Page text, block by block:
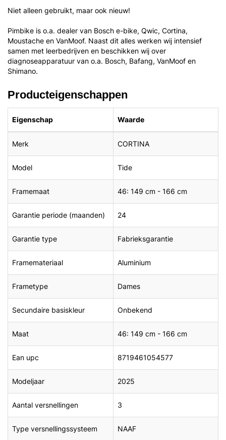
Niet alleen gebruikt, maar ook nieuw!
Pimbike is o.a. dealer van Bosch e-bike, Qwic, Cortina,
Moustache en VanMoof. Naast dit alles werken wij intensief
samen met leerbedrijven en beschikken wij over
diagnoseapparatuur van o.a. Bosch, Bafang, VanMoof en
Shimano.
Producteigenschappen
Eigenschap Waarde
Merk CORTINA
Model Tide
Framemaat 46: 149 cm - 166 cm
Garantie periode (maanden) 24
Garantie type Fabrieksgarantie
Framemateriaal Aluminium
Frametype Dames
Secundaire basiskleur Onbekend
Maat 46: 149 cm - 166 cm
Ean upc 8719461054577
Modeljaar 2025
Aantal versnellingen 3
Type versnellingssysteem NAAF